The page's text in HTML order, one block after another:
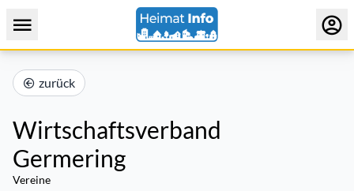
zurück
Wirtschaftsverband
Germering
Vereine